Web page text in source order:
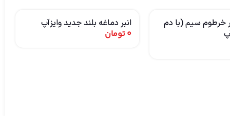
خرطوم سیم (با دم
انبر دماغه بلند جدید وایزآپ
0تومان